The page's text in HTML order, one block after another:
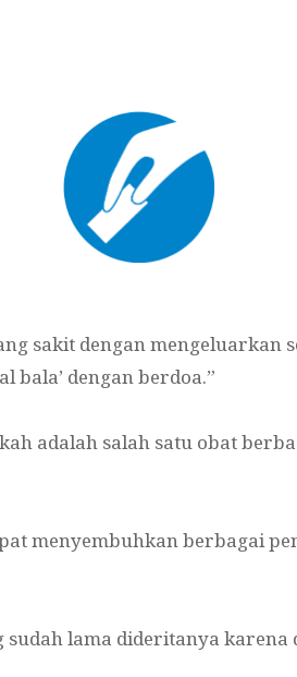
sakit dengan mengeluarkan
bala’ dengan berdoa.”
adalah salah satu obat
menyembuhkan berbagai
lama dideritanya karena